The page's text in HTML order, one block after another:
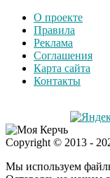
О проекте
Правила
Реклама
Соглашения
Карта сайта
Контакты
Copyright © 2013 -
Мы используем